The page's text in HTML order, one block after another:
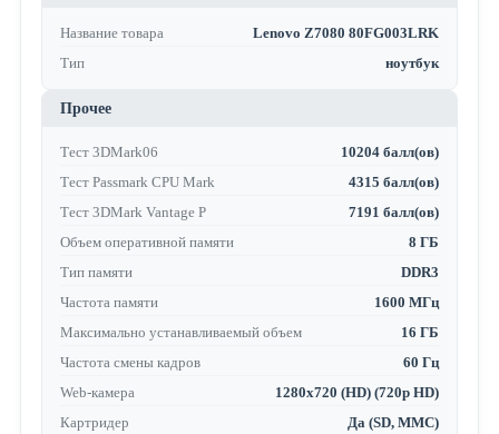
Название товара
Lenovo Z7080 80FG003LRK
Тип
ноутбук
Прочее
Тест 3DMark06
10204 балл(ов)
Тест Passmark CPU Mark
4315 балл(ов)
Тест 3DMark Vantage P
7191 балл(ов)
Объем оперативной памяти
8 ГБ
Тип памяти
DDR3
Частота памяти
1600 МГц
Максимально устанавливаемый объем
16 ГБ
Частота смены кадров
60 Гц
Web-камера
1280x720 (HD) (720p HD)
Картридер
Да (SD, MMC)